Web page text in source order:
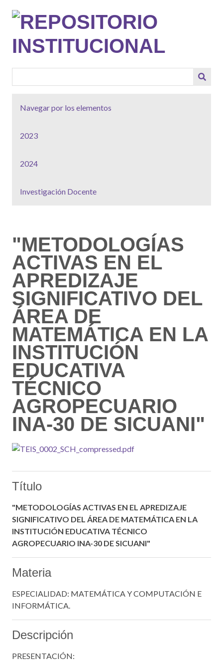
contenido
principal
Navegar por los elementos
2023
2024
Investigación Docente
"METODOLOGÍAS
ACTIVAS EN EL
APREDIZAJE
SIGNIFICATIVO DEL
ÁREA DE
MATEMÁTICA EN LA
INSTITUCIÓN
EDUCATIVA
TÉCNICO
AGROPECUARIO
INA-30 DE SICUANI"
Título
"METODOLOGÍAS ACTIVAS EN EL APREDIZAJE
SIGNIFICATIVO DEL ÁREA DE MATEMÁTICA EN LA
INSTITUCIÓN EDUCATIVA TÉCNICO
AGROPECUARIO INA-30 DE SICUANI"
Materia
ESPECIALIDAD: MATEMÁTICA Y COMPUTACIÓN E
INFORMÁTICA.
Descripción
PRESENTACIÓN: